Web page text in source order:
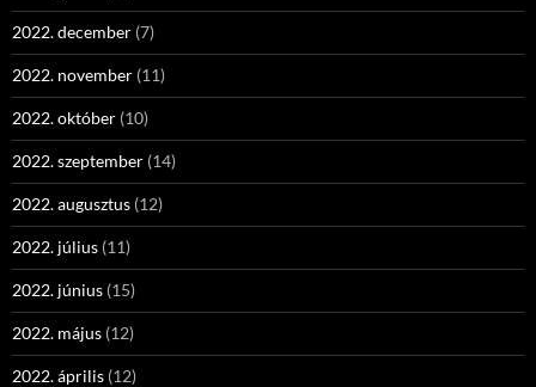
2022. december (7)
2022. november (11)
2022. október (10)
2022. szeptember (14)
2022. augusztus (12)
2022. július (11)
2022. június (15)
2022. május (12)
2022. április (12)